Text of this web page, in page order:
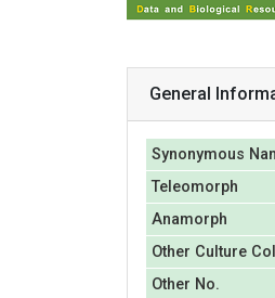
General
Synonymous
Teleomorph
Anamorph
Other Culture
Other No.